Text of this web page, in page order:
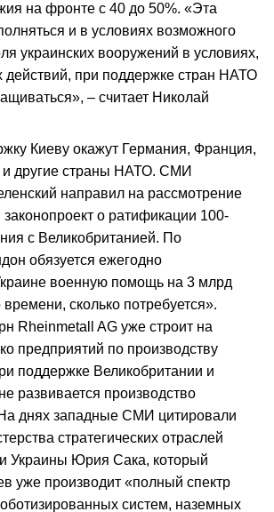
на фронте с 40 до 50%. «Эта
и в условиях возможного
украинских вооружений в условиях,
действий, при поддержке стран НАТО
– считает Николай
Киеву окажут Германия, Франция,
и другие страны НАТО. СМИ
направил на рассмотрение
о ратификации 100-
с Великобританией. По
обязуется ежегодно
военную помощь на 3 млрд
сколько потребуется».
Rheinmetall AG уже строит на
предприятий по производству
поддержке Великобритании и
развивается производство
днях западные СМИ цитировали
стратегических отраслей
Украины Юрия Сака, который
уже производит «полный спектр
систем, наземных